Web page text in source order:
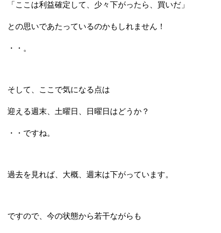
「ここは利益確定して、少々下がったら、買いだ」
との思いであたっているのかもしれません！
・・。
そして、ここで気になる点は
迎える週末、土曜日、日曜日はどうか？
・・ですね。
過去を見れば、大概、週末は下がっています。
ですので、今の状態から若干ながらも